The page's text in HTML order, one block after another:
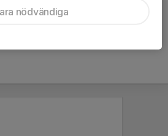
nödvändiga